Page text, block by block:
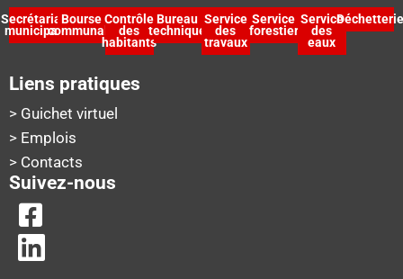
Secrétariat
municipal
Bourse
communale
Contrôle
des
habitants
Bureau
technique
Service
des
travaux
Service
forestier
Service
des
eaux
Déchetterie
Liens pratiques
> Guichet virtuel
> Emplois
> Contacts
Suivez-nous